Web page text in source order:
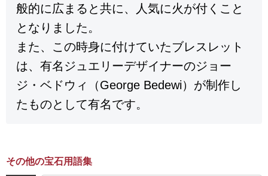
般的に広まると共に、人気に火が付くこと
となりました。
また、この時身に付けていたブレスレット
は、有名ジュエリーデザイナーのジョー
ジ・ベドウィ（George Bedewi）が制作し
たものとして有名です。
その他の宝石用語集